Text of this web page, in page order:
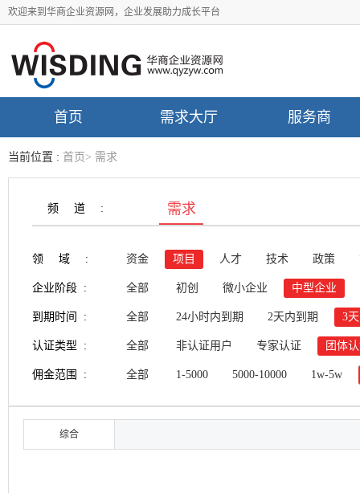
欢迎来到华商企业资源网，企业发展助力成长平台
首页 需求大厅 服务商
当前位置 : 首页 > 需求
频道: 需求
领域: 资金 项目 人才 技术 政策
企业阶段 : 全部 初创 微小企业 中型企业
到期时间 : 全部 24小时内到期 2天内到期 3
认证类型 : 全部 非认证用户 专家认证 团体
佣金范围 : 全部 1-5000 5000-10000 1w-5w
综合